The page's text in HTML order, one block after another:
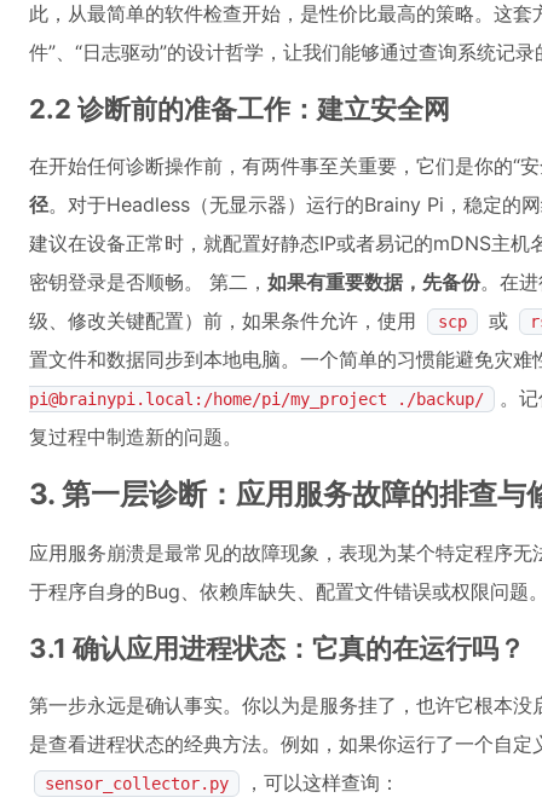
此，从最简单的软件检查开始，是性价比最高的策略。这
件”、“日志驱动”的设计哲学，让我们能够通过查询系统记
2.2 诊断前的准备工作：建立安全网
在开始任何诊断操作前，有两件事至关重要，它们是你的“
径。对于Headless（无显示器）运行的Brainy Pi，稳定的
建议在设备正常时，就配置好静态IP或者易记的mDNS主机
密钥登录是否顺畅。 第二， 如果有重要数据，先备份。在
级、修改关键配置）前，如果条件允许，使用
scp 或
置文件和数据同步到本地电脑。一个简单的习惯能避免灾难
pi@brainypi.local:/home/pi/my_project ./backup/
。
复过程中制造新的问题。
3. 第一层诊断：应用服务故障的排查与
应用服务崩溃是最常见的故障现象，表现为某个特定程序
于程序自身的Bug、依赖库缺失、配置文件错误或权限问题
3.1 确认应用进程状态：它真的在运行吗？
第一步永远是确认事实。你以为是服务挂了，也许它根本
是查看进程状态的经典方法。例如，如果你运行了一个自
sensor_collector.py ，可以这样查询：